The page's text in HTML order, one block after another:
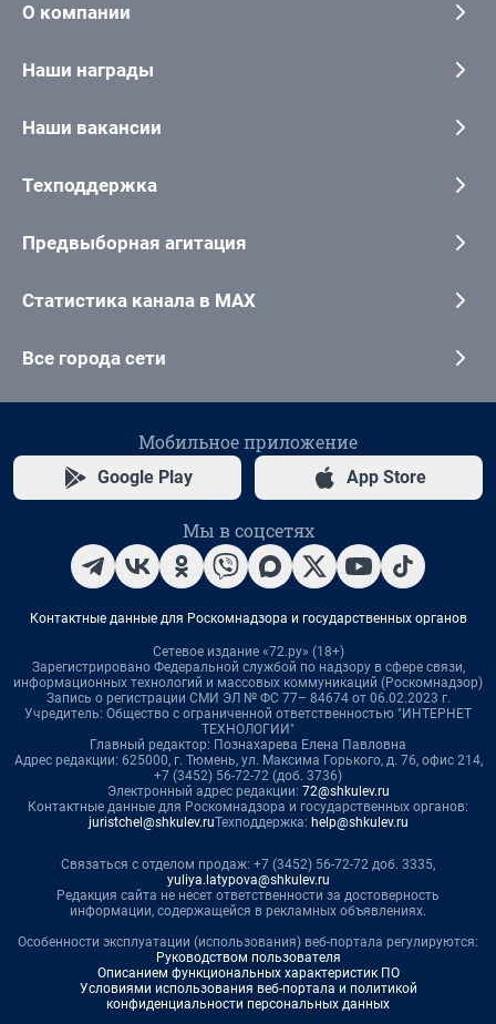
О компании
Наши награды
Наши вакансии
Техподдержка
Предвыборная агитация
Статистика канала в MAX
Все города сети
Мобильное приложение
Google Play App Store
Мы в соцсетях
Контактные данные для Роскомнадзора и государственных органов
Сетевое издание «72.ру» (18+)
Зарегистрировано Федеральной службой по надзору в сфере связи,
информационных технологий и массовых коммуникаций (Роскомнадзор)
Запись о регистрации СМИ ЭЛ № ФС 77– 84674 от 06.02.2023 г.
Учредитель: Общество с ограниченной ответственностью "ИНТЕРНЕТ
ТЕХНОЛОГИИ"
Главный редактор: Познахарева Елена Павловна
Адрес редакции: 625000, г. Тюмень, ул. Максима Горького, д. 76, офис 214,
+7 (3452) 56-72-72 (доб. 3736)
Электронный адрес редакции: 72@shkulev.ru
Контактные данные для Роскомнадзора и государственных органов:
juristchel@shkulev.ruТехподдержка: help@shkulev.ru
Связаться с отделом продаж: +7 (3452) 56-72-72 доб. 3335,
yuliya.latypova@shkulev.ru
Редакция сайта не несет ответственности за достоверность
информации, содержащейся в рекламных объявлениях.
Особенности эксплуатации (использования) веб-портала регулируются:
Руководством пользователя
Описанием функциональных характеристик ПО
Условиями использования веб-портала и политикой
конфиденциальности персональных данных